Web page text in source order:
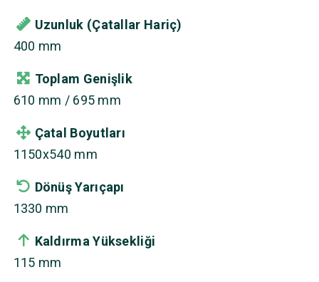
Uzunluk (Çatallar Hariç)
400 mm
Toplam Genişlik
610 mm / 695 mm
Çatal Boyutları
1150x540 mm
Dönüş Yarıçapı
1330 mm
Kaldırma Yüksekliği
115 mm